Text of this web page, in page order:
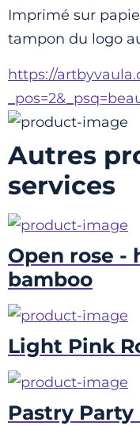
Imprimé sur
tampon du logo
https://
Autres
services
Open rose -
bamboo
Light Pink
Pastry